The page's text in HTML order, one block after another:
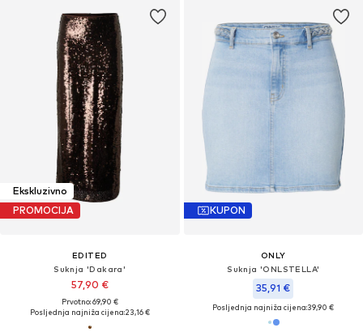
Ekskluzivno
PROMOCIJA
EDITED
Suknja 'Dakara'
57,90 €
Prvotno: 69,90 €
Posljednja najniža cijena:23,16 €
KUPON
ONLY
Suknja 'ONLSTELLA'
35,91 €
Posljednja najniža cijena:39,90 €